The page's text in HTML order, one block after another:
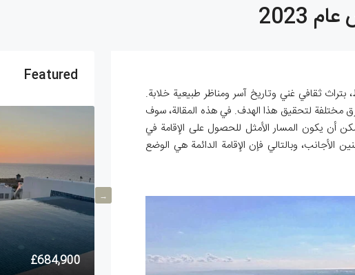
ثقافي غني وتاريخ آسر ومناظر طبيعية خلابة.
مختلفة لتحقيق هذا الهدف. في هذه المقالة، سوف
أن يكون المسار الأمثل للحصول على الإقامة في
وبالتالي فإن الإقامة الدائمة هي الوضع
Featured
£85,900
£684,900